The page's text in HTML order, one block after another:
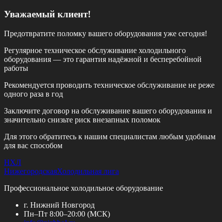
Уважаемый клиент!
Предотвратите поломку вашего оборудования уже сегодня!
Регулярное техническое обслуживание холодильного
оборудования — это гарантия надёжной и бесперебойной
работы
Рекомендуется проводить техническое обслуживание не реже
одного раза в год
Заключите договор на обслуживание вашего оборудования и
значительно снизьте риск внезапных поломок
Для этого обратитесь к нашим специалистам любым удобным
для вас способом
НХЛ
НижегородскаяХолодильная лига
Профессиональное холодильное оборудование
г. Нижний Новгород
Пн–Пт 8:00–20:00 (МСК)